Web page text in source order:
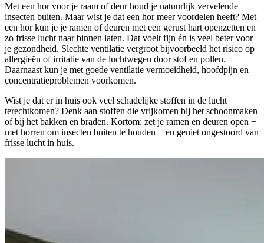
Met een hor voor je raam of deur houd je natuurlijk vervelende
insecten buiten. Maar wist je dat een hor meer voordelen heeft? Met
een hor kun je je ramen of deuren met een gerust hart openzetten en
zo frisse lucht naar binnen laten. Dat voelt fijn én is veel beter voor
je gezondheid. Slechte ventilatie vergroot bijvoorbeeld het risico op
allergieën of irritatie van de luchtwegen door stof en pollen.
Daarnaast kun je met goede ventilatie vermoeidheid, hoofdpijn en
concentratieproblemen voorkomen.
Wist je dat er in huis ook veel schadelijke stoffen in de lucht
terechtkomen? Denk aan stoffen die vrijkomen bij het schoonmaken
of bij het bakken en braden. Kortom: zet je ramen en deuren open −
met horren om insecten buiten te houden − en geniet ongestoord van
frisse lucht in huis.